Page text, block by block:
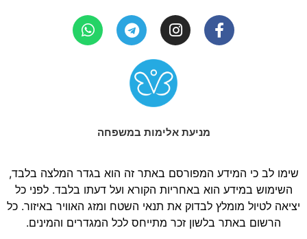
מניעת אלימות במשפחה
שימו לב כי המידע המפורסם באתר זה הוא בגדר המלצה בלבד,
השימוש במידע הוא באחריות הקורא ועל דעתו בלבד. לפני כל
יציאה לטיול מומלץ לבדוק את תנאי השטח ומזג האוויר באיזור. כל
הרשום באתר בלשון זכר מתייחס לכל המגדרים והמינים.